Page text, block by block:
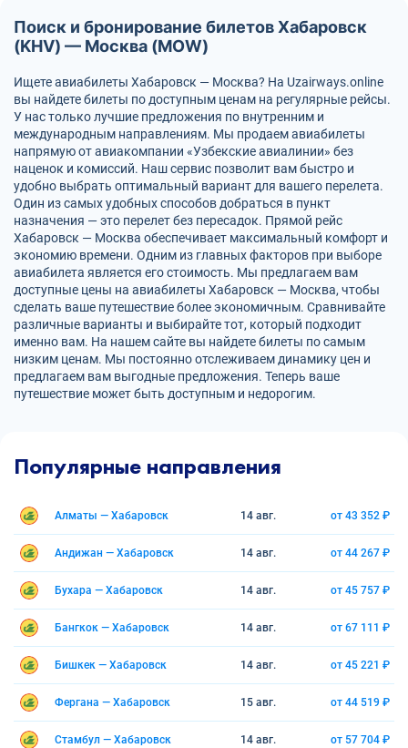
Поиск и бронирование билетов Хабаровск
(KHV) — Москва (MOW)
Ищете авиабилеты Хабаровск — Москва? На Uzairways.online
вы найдете билеты по доступным ценам на регулярные рейсы.
У нас только лучшие предложения по внутренним и
международным направлениям. Мы продаем авиабилеты
напрямую от авиакомпании «Узбекские авиалинии» без
наценок и комиссий. Наш сервис позволит вам быстро и
удобно выбрать оптимальный вариант для вашего перелета.
Один из самых удобных способов добраться в пункт
назначения — это перелет без пересадок. Прямой рейс
Хабаровск — Москва обеспечивает максимальный комфорт и
экономию времени. Одним из главных факторов при выборе
авиабилета является его стоимость. Мы предлагаем вам
доступные цены на авиабилеты Хабаровск — Москва, чтобы
сделать ваше путешествие более экономичным. Сравнивайте
различные варианты и выбирайте тот, который подходит
именно вам. На нашем сайте вы найдете билеты по самым
низким ценам. Мы постоянно отслеживаем динамику цен и
предлагаем вам выгодные предложения. Теперь ваше
путешествие может быть доступным и недорогим.
Популярные направления
Алматы — Хабаровск 14 авг. от 43 352 ₽
Андижан — Хабаровск 14 авг. от 44 267 ₽
Бухара — Хабаровск 14 авг. от 45 757 ₽
Бангкок — Хабаровск 14 авг. от 67 111 ₽
Бишкек — Хабаровск 14 авг. от 45 221 ₽
Фергана — Хабаровск 15 авг. от 44 519 ₽
Стамбул — Хабаровск 14 авг. от 57 704 ₽